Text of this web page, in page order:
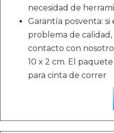
necesidad de
Garantía posventa:
problema de
contacto con
10 x 2 cm. El
para cinta de correr